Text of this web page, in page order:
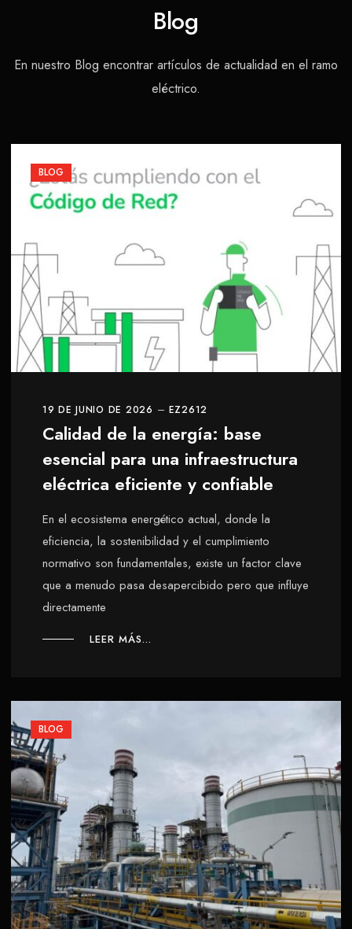
Blog
En nuestro Blog encontrar artículos de actualidad en el ramo
eléctrico.
BLOG
19 DE JUNIO DE 2026 EZ2612
Calidad de la energía: base
esencial para una infraestructura
eléctrica eficiente y confiable
En el ecosistema energético actual, donde la
eficiencia, la sostenibilidad y el cumplimiento
normativo son fundamentales, existe un factor clave
que a menudo pasa desapercibido pero que influye
directamente
LEER MÁS...
BLOG